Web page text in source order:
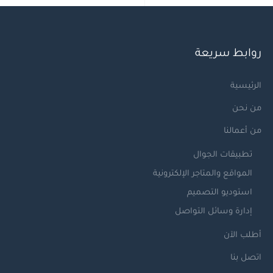
روابط سريعة
الرئيسية
من نحن
من أعمالنا
تطبيقات الجوال
المواقع والمتاجر الإلكترونية
استوديو التصميم
إدارة وسائل التواصل
أطلب الآن
اتصل بنا